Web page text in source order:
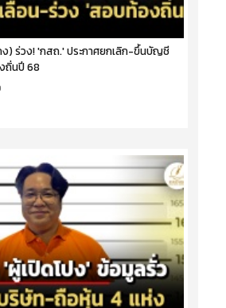
ง) ร่วง! 'กสถ.' ประกาศยกเลิก-ขึ้นบัญชี
ถิ่นปี 68